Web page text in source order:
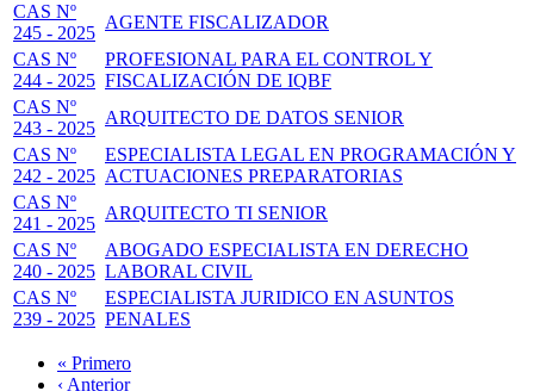
CAS Nº
245 - 2025
AGENTE FISCALIZADOR
CAS Nº
244 - 2025
PROFESIONAL PARA EL CONTROL Y
FISCALIZACIÓN DE IQBF
CAS Nº
243 - 2025
ARQUITECTO DE DATOS SENIOR
CAS Nº
242 - 2025
ESPECIALISTA LEGAL EN PROGRAMACIÓN Y
ACTUACIONES PREPARATORIAS
CAS Nº
241 - 2025
ARQUITECTO TI SENIOR
CAS Nº
240 - 2025
ABOGADO ESPECIALISTA EN DERECHO
LABORAL CIVIL
CAS Nº
239 - 2025
ESPECIALISTA JURIDICO EN ASUNTOS
PENALES
Primera
página
« Primero
Página
‹ Anterior